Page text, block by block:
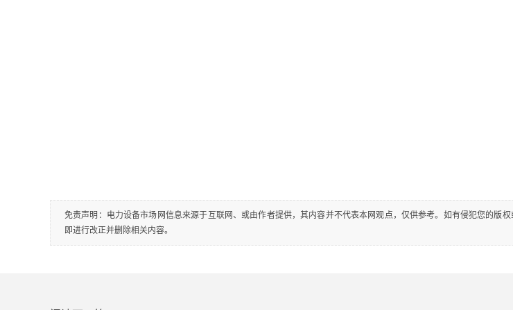
免责声明：电力设备市场网信息来源于互联网、或由作者提供，其内容并不代表本网观点，仅供参考。如有侵犯您的版
即进行改正并删除相关内容。